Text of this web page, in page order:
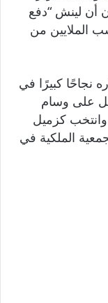
أن لينش “دفع
الملايين من
نجاحًا كبيرًا في
على وسام
الإمبراطورية البريطانية في عام 2006 وانتخب كزميل
الملكية في